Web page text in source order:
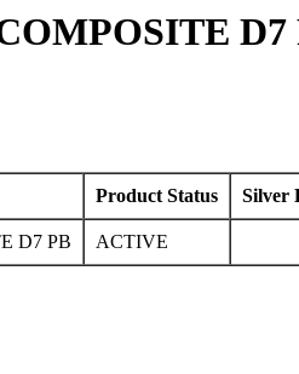
D7
Product Status Silver
D7 PB ACTIVE